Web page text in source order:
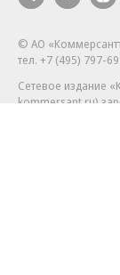
© АО
тел. +7 (495) 797-
Сетевое издание
kommersant.ru)